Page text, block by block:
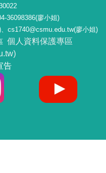
04-36098386(廖小姐)
cs1740@csmu.edu.tw(廖小姐)
個人資料保護專區
告